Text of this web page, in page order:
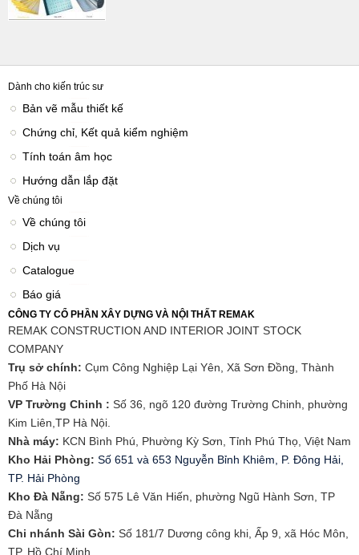
Dành cho kiến trúc sư
Bản vẽ mẫu thiết kế
Chứng chỉ, Kết quả kiểm nghiệm
Tính toán âm học
Hướng dẫn lắp đặt
Về chúng tôi
Về chúng tôi
Dịch vụ
Catalogue
Báo giá
CÔNG TY CỔ PHẦN XÂY DỰNG VÀ NỘI THẤT REMAK
REMAK CONSTRUCTION AND INTERIOR JOINT STOCK
COMPANY
Trụ sở chính: Cụm Công Nghiệp Lại Yên, Xã Sơn Đồng, Thành
Phố Hà Nội
VP Trường Chinh : Số 36, ngõ 120 đường Trường Chinh, phường
Kim Liên,TP Hà Nội.
Nhà máy: KCN Bình Phú, Phường Kỳ Sơn, Tỉnh Phú Thọ, Việt Nam
Kho Hải Phòng: Số 651 và 653 Nguyễn Bỉnh Khiêm, P. Đông Hải,
TP. Hải Phòng
​Kho Đà Nẵng: Số 575 Lê Văn Hiến, phường Ngũ Hành Sơn, TP
Đà Nẵng
Chi nhánh Sài Gòn: Số 181/7 Dương công khi, Ấp 9, xã Hóc Môn,
TP. Hồ Chí Minh